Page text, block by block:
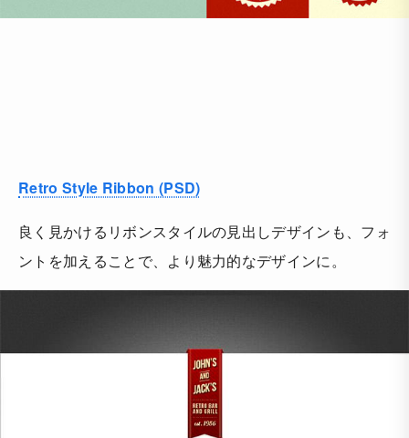
Retro Style Ribbon (PSD)
良く見かけるリボンスタイルの見出しデザインも、フォ
ントを加えることで、より魅力的なデザインに。